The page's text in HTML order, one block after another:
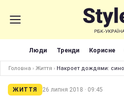
Люди Тренди Корисне
Головна › Життя › Накроет дождями:
ЖИТТЯ 26 липня 2018 · 09:45